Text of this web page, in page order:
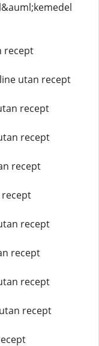
recept
utan recept
recept
recept
recept
recept
recept
recept
recept
recept